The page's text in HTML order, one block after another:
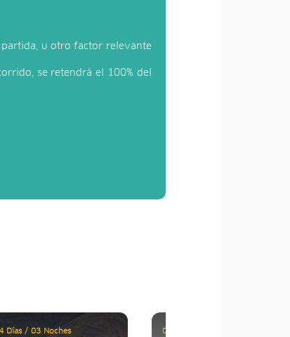
u otro factor relevante
se retendrá el 100% del
Días / 03 Noches 03 Días / 02 Noches